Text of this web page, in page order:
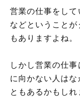
営業の仕事をし
などということ
もありますよね。
しかし営業の仕
に向かない人は
ともあるかもしれ